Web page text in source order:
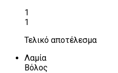
1
1
Τελικό αποτέλεσμα
Λαμία
Βόλος